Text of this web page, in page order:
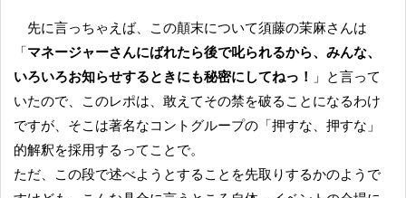
先に言っちゃえば、この顛末について須藤の茉麻さんは
「マネージャーさんにばれたら後で叱られるから、みんな、
いろいろお知らせするときにも秘密にしてねっ！
」と言って
いたので、このレポは、敢えてその禁を破ることになるわけ
ですが、そこは著名なコントグループの「押すな、押すな」
的解釈を採用するってことで。
ただ、この段で述べようとすることを先取りするかのようで